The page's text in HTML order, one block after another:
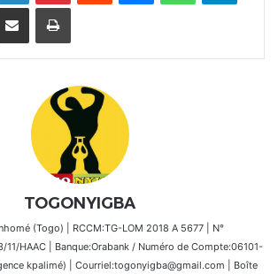
Partager par email Imprimer
TOGONYIGBA
(Togo) | RCCM:TG-LOM 2018 A 5677 | N°
HAAC | Banque:Orabank / Numéro de Compte:06101-
kpalimé) | Courriel:togonyigba@gmail.com | Boîte